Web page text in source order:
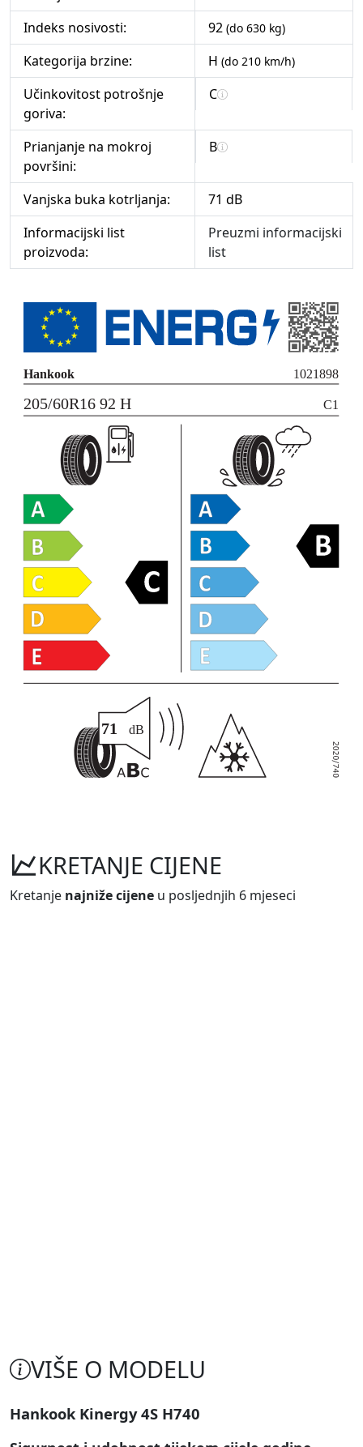
Indeks nosivosti:
92 (do 630 kg)
Kategorija brzine: H (do 210 km/h)
Učinkovitost potrošnje
goriva:
C
Prianjanje na mokroj
površini:
B
Vanjska buka kotrljanja:
71 dB
Informacijski list
proizvoda:
Preuzmi informacijski
list
KRETANJE CIJENE
Kretanje najniže cijene u posljednjih 6 mjeseci
VIŠE O MODELU
Hankook Kinergy 4S H740